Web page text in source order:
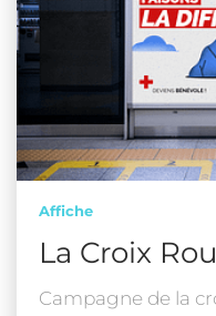
Affiche
La Croix
Campagne de la